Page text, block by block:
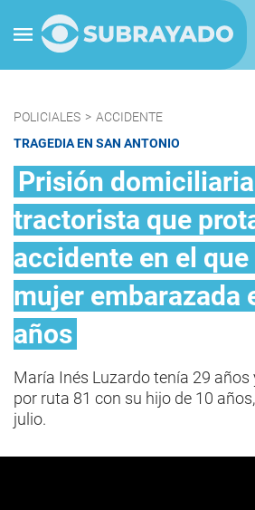
POLICIALES > ACCIDENTE
TRAGEDIA EN SAN ANTONIO
Prisión domiciliaria
tractorista que
accidente en el
mujer embarazada
años
María Inés Luzardo tenía 29
por ruta 81 con su hijo de 10
julio.